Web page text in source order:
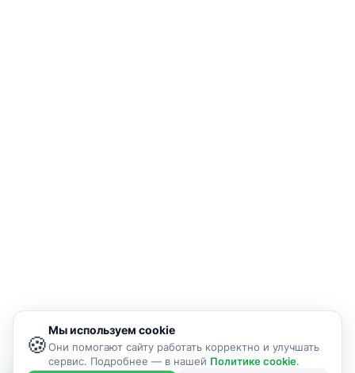
🍪
Мы используем cookie
Они помогают сайту работать корректно и улучшать
сервис. Подробнее — в нашей Политике cookie.